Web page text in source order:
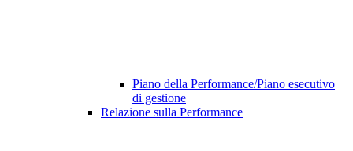
Piano della Performance/Piano esecutivo
di gestione
Relazione sulla Performance